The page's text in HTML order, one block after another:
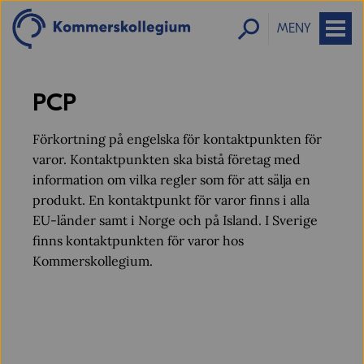
MENY
PCP
Förkortning på engelska för kontaktpunkten för
varor. Kontaktpunkten ska bistå företag med
information om vilka regler som för att sälja en
produkt. En kontaktpunkt för varor finns i alla
EU-länder samt i Norge och på Island. I Sverige
finns kontaktpunkten för varor hos
Kommerskollegium.